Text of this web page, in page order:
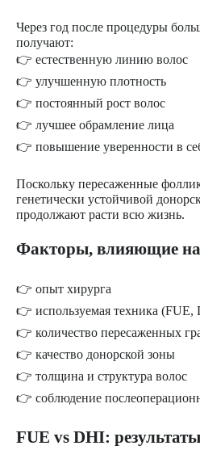
Через год после процедуры
получают:
👉 естественную линию волос
👉 улучшенную плотность
👉 постоянный рост волос
👉 лучшее обрамление лица
👉 повышение уверенности в
Поскольку пересаженные
генетически устойчивой
продолжают расти всю жизнь.
Факторы, влияющие на
👉 опыт хирурга
👉 используемая техника (FUE,
👉 количество пересаженных
👉 качество донорской зоны
👉 толщина и структура волос
👉 соблюдение
FUE vs DHI: